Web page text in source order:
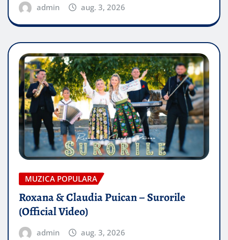
admin aug. 3, 2026
MUZICA POPULARA
Roxana & Claudia Puican – Surorile
(Official Video)
admin aug. 3, 2026